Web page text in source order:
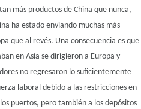
más productos de China que nunca,
ha estado enviando muchas más
que al revés. Una consecuencia es que
en Asia se dirigieron a Europa y
no regresaron lo suficientemente
laboral debido a las restricciones en
puertos, pero también a los depósitos